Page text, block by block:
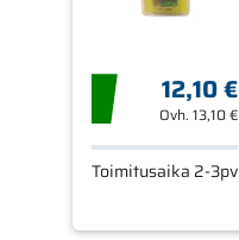
12,10 €
Ovh. 13,10 €
Toimitusaika 2-3pv